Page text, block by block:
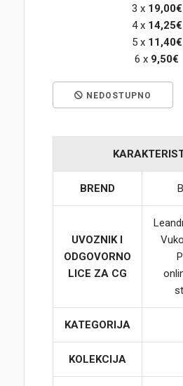
3 x 19,00€
4 x 14,25€
5 x 11,40€
6 x 9,50€
NEDOSTUPNO
BREND
UVOZNIK I
ODGOVORNO
LICE ZA CG
KATEGORIJA
KOLEKCIJA